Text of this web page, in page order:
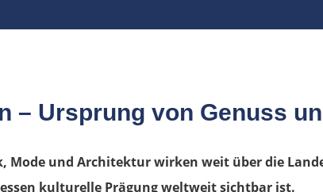
– Ursprung von Genuss
Mode und Architektur wirken weit über die
kulturelle Prägung weltweit sichtbar ist.